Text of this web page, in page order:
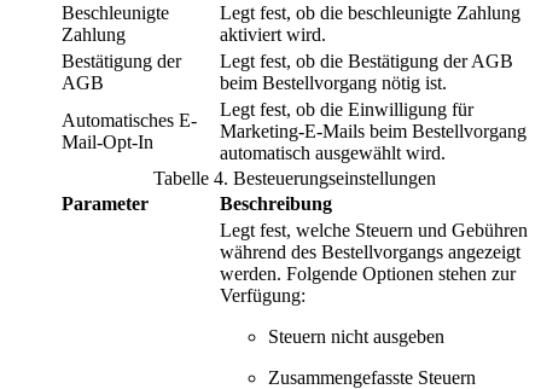
Beschleunigte
Zahlung
Legt fest, ob die beschleunigte Zahlung
aktiviert wird.
Bestätigung der
AGB
Legt fest, ob die Bestätigung der AGB
beim Bestellvorgang nötig ist.
Automatisches E-
Mail-Opt-In
Legt fest, ob die Einwilligung für
Marketing-E-Mails beim Bestellvorgang
automatisch ausgewählt wird.
Tabelle 4. Besteuerungseinstellungen
Parameter
Beschreibung
Legt fest, welche Steuern und Gebühren
während des Bestellvorgangs angezeigt
werden. Folgende Optionen stehen zur
Verfügung:
Steuern nicht ausgeben
Zusammengefasste Steuern